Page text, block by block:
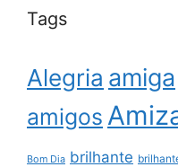
Tags
Alegria amiga
amigos
Bom Dia brilhante